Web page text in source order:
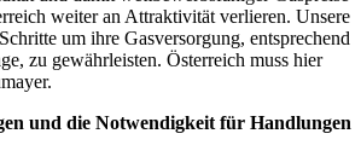
weiter an Attraktivität verlieren. Unsere
um ihre Gasversorgung, entsprechend
zu gewährleisten. Österreich muss hier
und die Notwendigkeit für Handlungen